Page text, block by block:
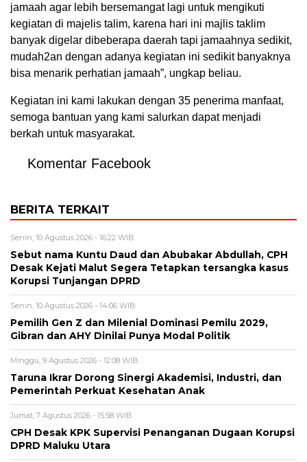
jamaah agar lebih bersemangat lagi untuk mengikuti
kegiatan di majelis talim, karena hari ini majlis taklim
banyak digelar dibeberapa daerah tapi jamaahnya sedikit,
mudah2an dengan adanya kegiatan ini sedikit banyaknya
bisa menarik perhatian jamaah”, ungkap beliau.
Kegiatan ini kami lakukan dengan 35 penerima manfaat,
semoga bantuan yang kami salurkan dapat menjadi
berkah untuk masyarakat.
Komentar Facebook
BERITA TERKAIT
Senin, 10 Agustus 2026 - 16:22 WIB
Sebut nama Kuntu Daud dan Abubakar Abdullah, CPH
Desak Kejati Malut Segera Tetapkan tersangka kasus
Korupsi Tunjangan DPRD
Senin, 10 Agustus 2026 - 14:06 WIB
Pemilih Gen Z dan Milenial Dominasi Pemilu 2029,
Gibran dan AHY Dinilai Punya Modal Politik
Minggu, 9 Agustus 2026 - 12:08 WIB
Taruna Ikrar Dorong Sinergi Akademisi, Industri, dan
Pemerintah Perkuat Kesehatan Anak
Jumat, 7 Agustus 2026 - 15:58 WIB
CPH Desak KPK Supervisi Penanganan Dugaan Korupsi
DPRD Maluku Utara